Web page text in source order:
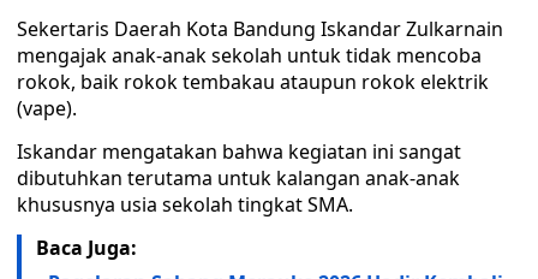
Sekertaris Daerah Kota Bandung Iskandar Zulkarnain
mengajak anak-anak sekolah untuk tidak mencoba
rokok, baik rokok tembakau ataupun rokok elektrik
(vape).
Iskandar mengatakan bahwa kegiatan ini sangat
dibutuhkan terutama untuk kalangan anak-anak
khususnya usia sekolah tingkat SMA.
Baca Juga: